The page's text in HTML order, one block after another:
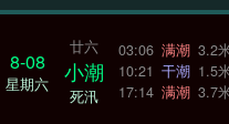
8-08
星期六
廿六
小潮
死汛
03:06 满潮 3.2
10:21 干潮 1.5
17:14 满潮 3.7